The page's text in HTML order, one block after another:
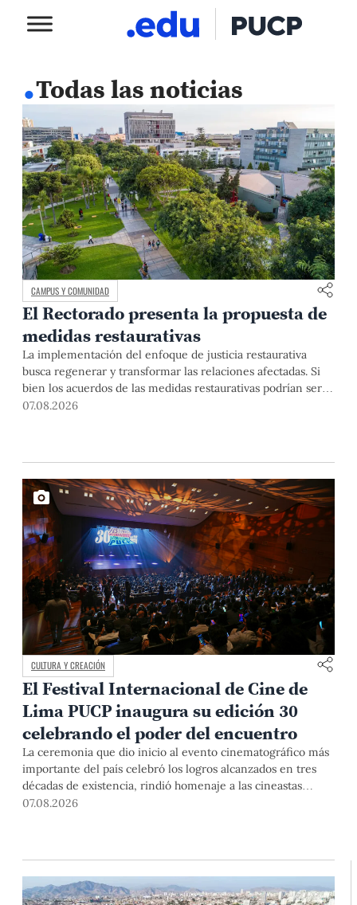
.Todas las noticias
CAMPUS Y COMUNIDAD
El Rectorado presenta la propuesta de
medidas restaurativas
La implementación del enfoque de justicia restaurativa
busca regenerar y transformar las relaciones afectadas. Si
bien los acuerdos de las medidas restaurativas podrían ser
considerados por las instancias disciplinarias, este proceso
07.08.2026
CULTURA Y CREACIÓN
El Festival Internacional de Cine de
Lima PUCP inaugura su edición 30
celebrando el poder del encuentro
La ceremonia que dio inicio al evento cinematográfico más
importante del país celebró los logros alcanzados en tres
décadas de existencia, rindió homenaje a las cineastas
Mariana Rondón y Marité Ugás, y planteó un llamado de
07.08.2026